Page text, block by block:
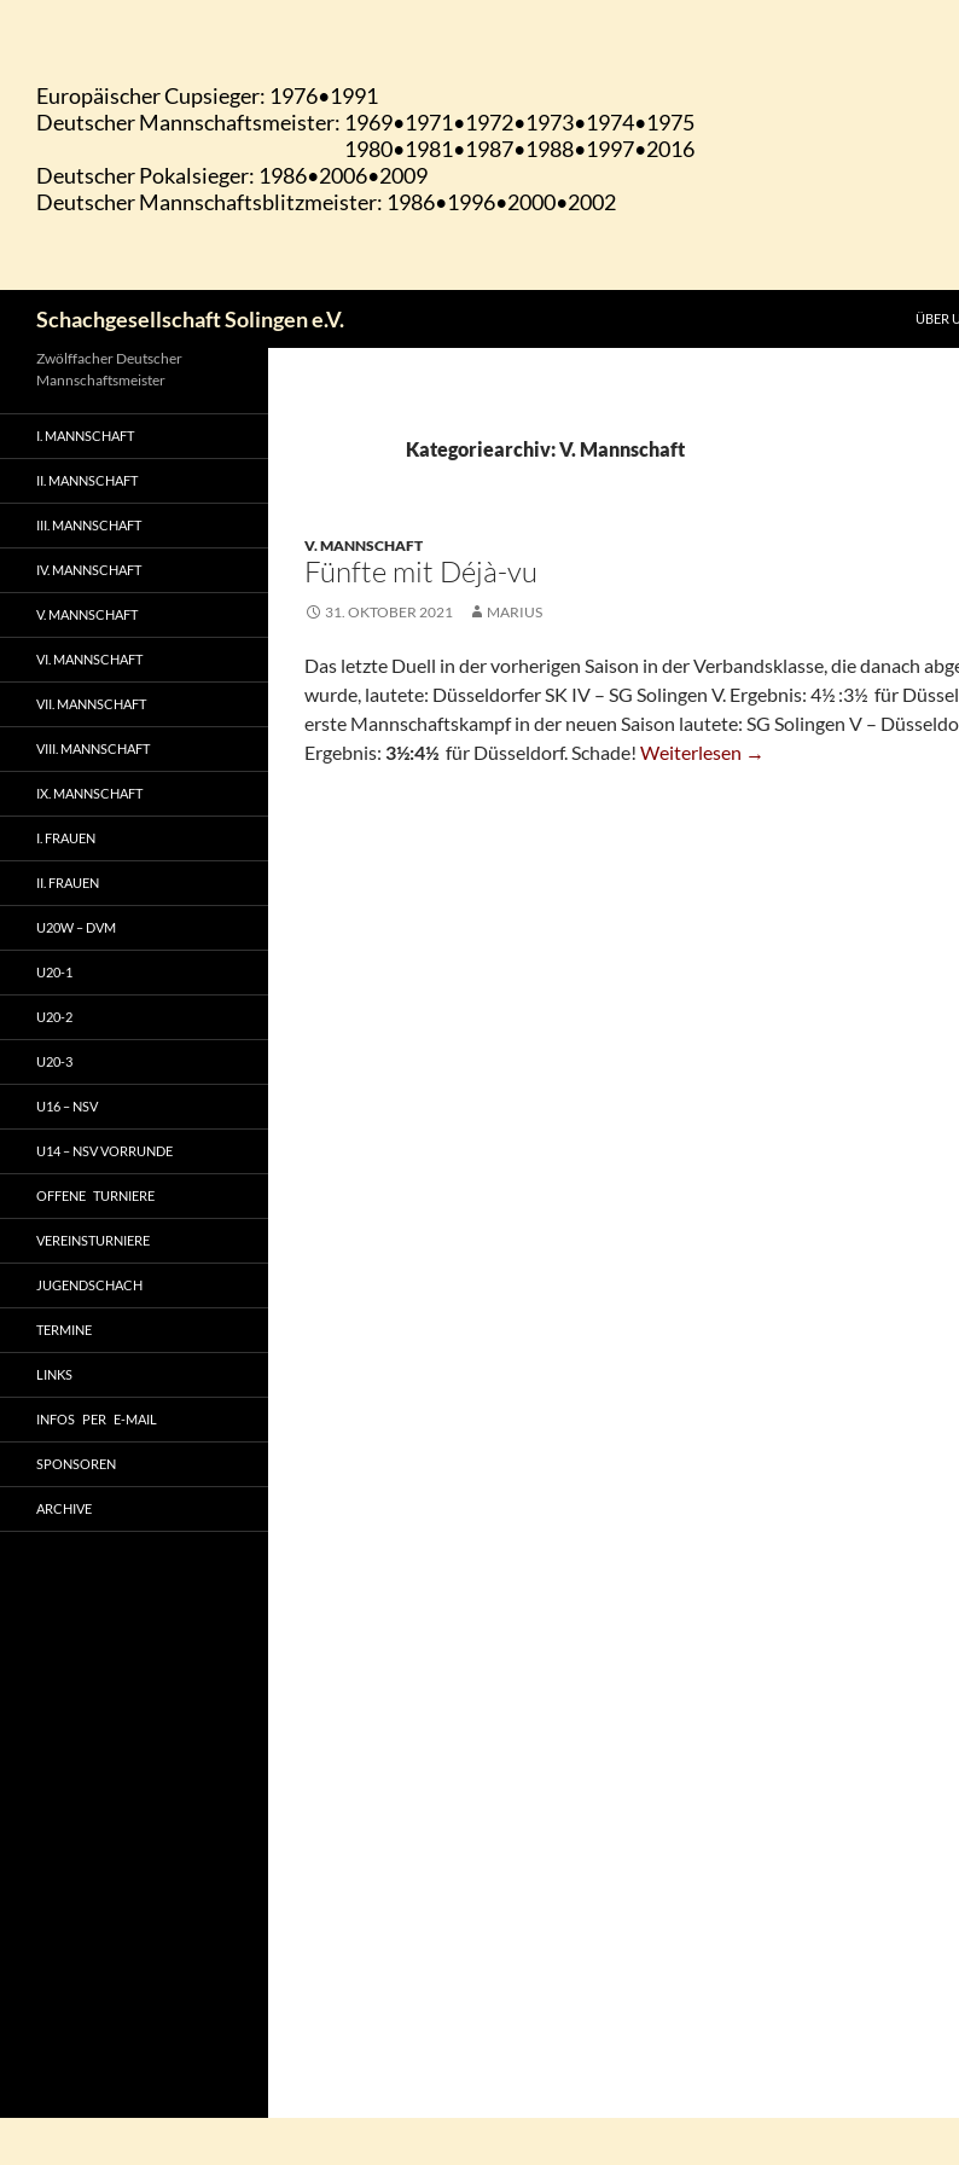
Schachgesellschaft Solingen e.V. ÜBER
Kategoriearchiv: V. Mannschaft
V. MANNSCHAFT
Fünfte mit Déjà-vu
31. OKTOBER 2021 MARIUS
Das letzte Duell in der vorherigen Saison in der Verbandsklasse, die danach
wurde, lautete: Düsseldorfer SK IV – SG Solingen V. Ergebnis: 4½ :3½ für
erste Mannschaftskampf in der neuen Saison lautete: SG Solingen V –
Ergebnis: 3½:4½ für Düsseldorf. Schade! Fünfte Mit Déjà-Vu
Weiterlesen →
Zwölffacher Deutscher
Mannschaftsmeister
I. MANNSCHAFT
II. MANNSCHAFT
III. MANNSCHAFT
IV. MANNSCHAFT
V. MANNSCHAFT
VI. MANNSCHAFT
VII. MANNSCHAFT
VIII. MANNSCHAFT
IX. MANNSCHAFT
I. FRAUEN
II. FRAUEN
U20W – DVM
U20-1
U20-2
U20-3
U16 – NSV
U14 – NSV VORRUNDE
OFFENE TURNIERE
VEREINSTURNIERE
JUGENDSCHACH
TERMINE
LINKS
INFOS PER E-MAIL
SPONSOREN
ARCHIVE